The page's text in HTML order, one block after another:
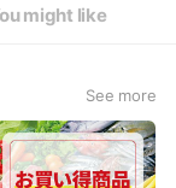
might like
See more